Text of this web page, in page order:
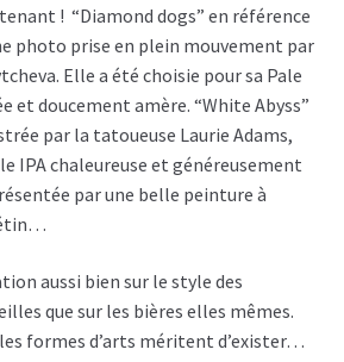
! “Diamond dogs” en référence
photo prise en plein mouvement par
Elle a été choisie pour sa Pale
et doucement amère. “White Abyss”
par la tatoueuse Laurie Adams,
IPA chaleureuse et généreusement
par une belle peinture à
aussi bien sur le style des
que sur les bières elles mêmes.
formes d’arts méritent d’exister…